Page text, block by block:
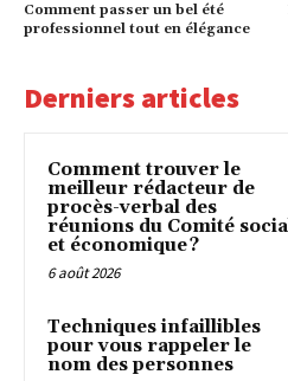
Comment passer un bel été
professionnel tout en élégance
Derniers articles
Comment trouver le
meilleur rédacteur de
procès-verbal des
réunions du Comité
et économique ?
6 août 2026
Techniques infaillibles
pour vous rappeler le
nom des personnes